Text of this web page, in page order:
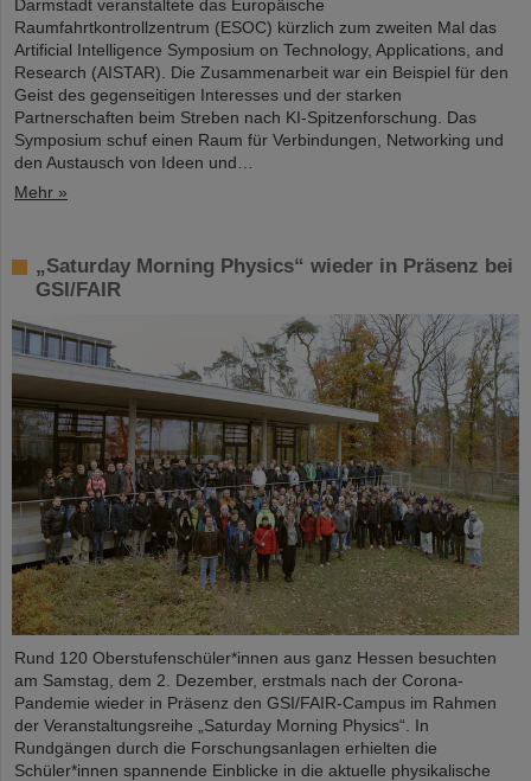
Darmstadt veranstaltete das Europäische
Raumfahrtkontrollzentrum (ESOC) kürzlich zum zweiten Mal das
Artificial Intelligence Symposium on Technology, Applications, and
Research (AISTAR). Die Zusammenarbeit war ein Beispiel für den
Geist des gegenseitigen Interesses und der starken
Partnerschaften beim Streben nach KI-Spitzenforschung. Das
Symposium schuf einen Raum für Verbindungen, Networking und
den Austausch von Ideen und…
Mehr »
„Saturday Morning Physics“ wieder in Präsenz bei
GSI/FAIR
Rund 120 Oberstufenschüler*innen aus ganz Hessen besuchten
am Samstag, dem 2. Dezember, erstmals nach der Corona-
Pandemie wieder in Präsenz den GSI/FAIR-Campus im Rahmen
der Veranstaltungsreihe „Saturday Morning Physics“. In
Rundgängen durch die Forschungsanlagen erhielten die
Schüler*innen spannende Einblicke in die aktuelle physikalische